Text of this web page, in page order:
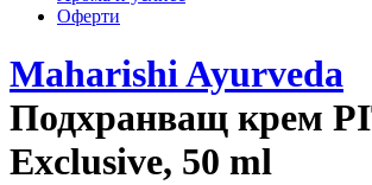
Оферти
Maharishi Ayurveda
Подхранващ крем
Exclusive, 50 ml